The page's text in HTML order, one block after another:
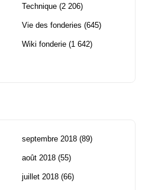
Technique (2 206)
Vie des fonderies (645)
Wiki fonderie (1 642)
septembre 2018 (89)
août 2018 (55)
juillet 2018 (66)